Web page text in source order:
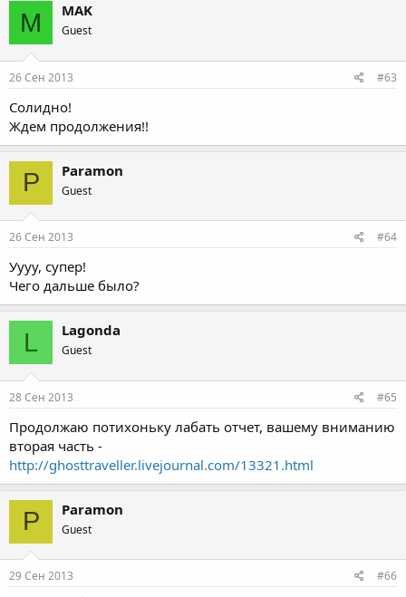
M MAK
Guest
26 Сен 2013 #63
Солидно!
Ждем продолжения!!
P Paramon
Guest
26 Сен 2013 #64
Уууу, супер!
Чего дальше было?
L Lagonda
Guest
28 Сен 2013 #65
Продолжаю потихоньку лабать отчет, вашему вниманию
вторая часть -
http://ghosttraveller.livejournal.com/13321.html
P Paramon
Guest
29 Сен 2013 #66